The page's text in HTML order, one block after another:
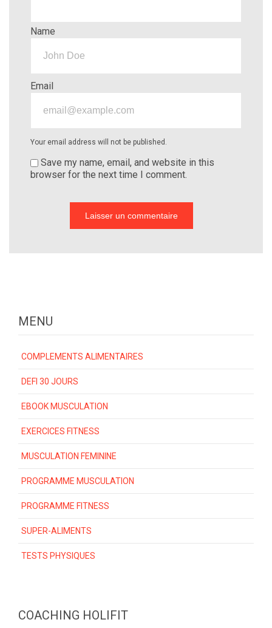
Name
Email
Your email address will not be published.
Save my name, email, and website in this
browser for the next time I comment.
MENU
COMPLEMENTS ALIMENTAIRES
DEFI 30 JOURS
EBOOK MUSCULATION
EXERCICES FITNESS
MUSCULATION FEMININE
PROGRAMME MUSCULATION
PROGRAMME FITNESS
SUPER-ALIMENTS
TESTS PHYSIQUES
COACHING HOLIFIT